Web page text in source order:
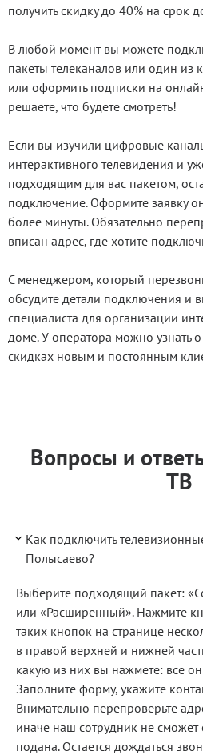
получить скидку до 40% на срок
В любой момент вы можете
пакеты телеканалов или один из
или оформить подписки на
решаете, что будете смотреть!
Если вы изучили цифровые
интерактивного телевидения и
подходящим для вас пакетом,
подключение. Оформите заявку
более минуты. Обязательно
вписан адрес, где хотите
С менеджером, который
обсудите детали подключения и
специалиста для организации
доме. У оператора можно узнать
скидках новым и постоянным
Вопросы и
ТВ
Как подключить
Полысаево?
Выберите подходящий пакет:
или «Расширенный». Нажмите
таких кнопок на странице
в правой верхней и нижней
какую из них вы нажмете: все
Заполните форму, укажите
Внимательно перепроверьте
иначе наш сотрудник не сможет
подана. Остается дождаться